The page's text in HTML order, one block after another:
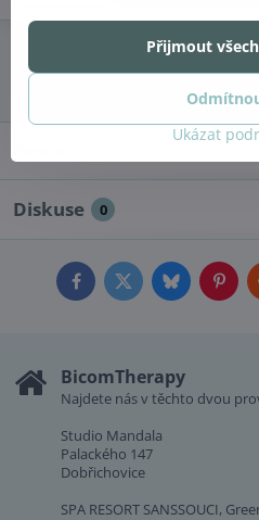
Diskuse 0
FacebookTwitterBluesky
BicomTherapy
Najdete nás v těchto dvou
Studio Mandala
Palackého 147
Dobřichovice
SPA RESORT SANSSOUCI,
Ukázat
Přijmout